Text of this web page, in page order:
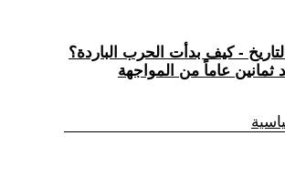
- كيف بدأت الحرب الباردة؟
ثمانين عاماً من المواجهة